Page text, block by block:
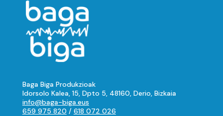
Baga Biga Produkzioak
Idorsolo Kalea, 15, Dpto 5, 48160, Derio, Bizkaia
info@baga-biga.eus
659 975 820 / 618 072 026